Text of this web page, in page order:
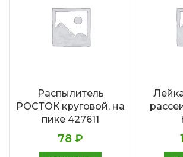
Распылитель
РОСТОК круговой, на
пике 427611
78₽